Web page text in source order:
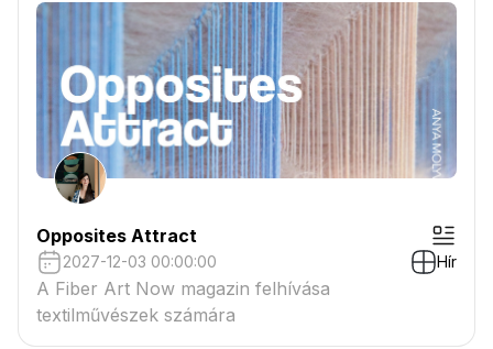
Opposites Attract
2027-12-03 00:00:00 Hír
A Fiber Art Now magazin felhívása
textilművészek számára